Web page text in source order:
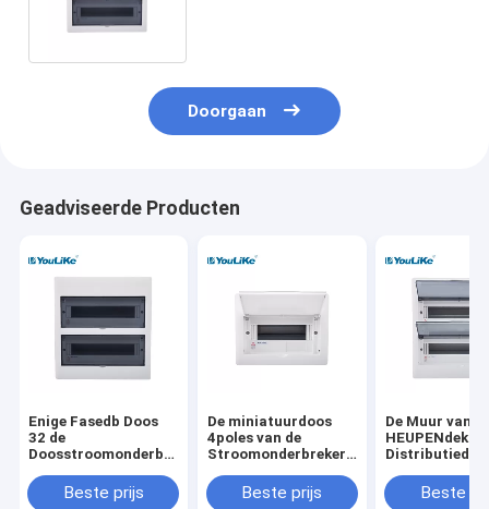
Doorgaan
Geadviseerde Producten
Enige Fasedb Doos
32 de
Doosstroomonderbreker
Elektrodistributie
Binnen
Beste prijs
De miniatuurdoos
4poles van de
Stroomonderbrekerdistributie
Prijsmuur het
Opzetten
Beste prijs
De Muur van
Beste